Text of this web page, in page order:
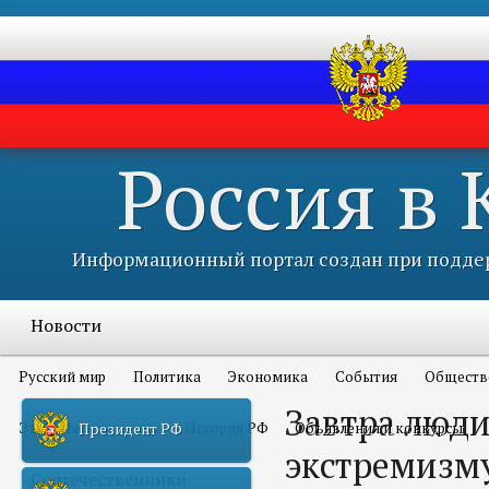
Россия в
Информационный портал создан при
Новости
Русский мир Политика Экономика События
Это интересно всем История РФ Объявления и конкурсы
Соотечественники
Президент РФ
Завтра